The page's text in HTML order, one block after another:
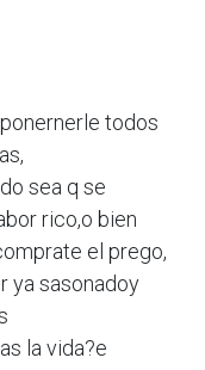
todos
sea q se
rico,o bien
el prego,
ya sasonadoy
la vida?e